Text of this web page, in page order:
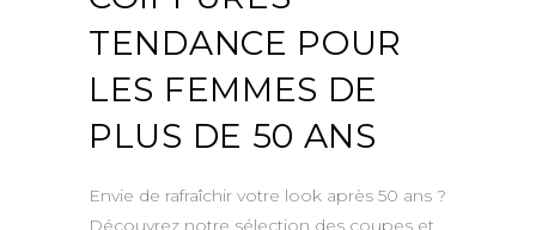
TENDANCE POUR
LES FEMMES DE
PLUS DE 50 ANS
Envie de rafraîchir votre look après 50 ans ?
Découvrez notre sélection des coupes et